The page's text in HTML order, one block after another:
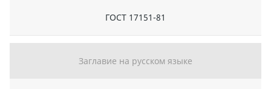
ГОСТ 17151-81
Заглавие на русском языке